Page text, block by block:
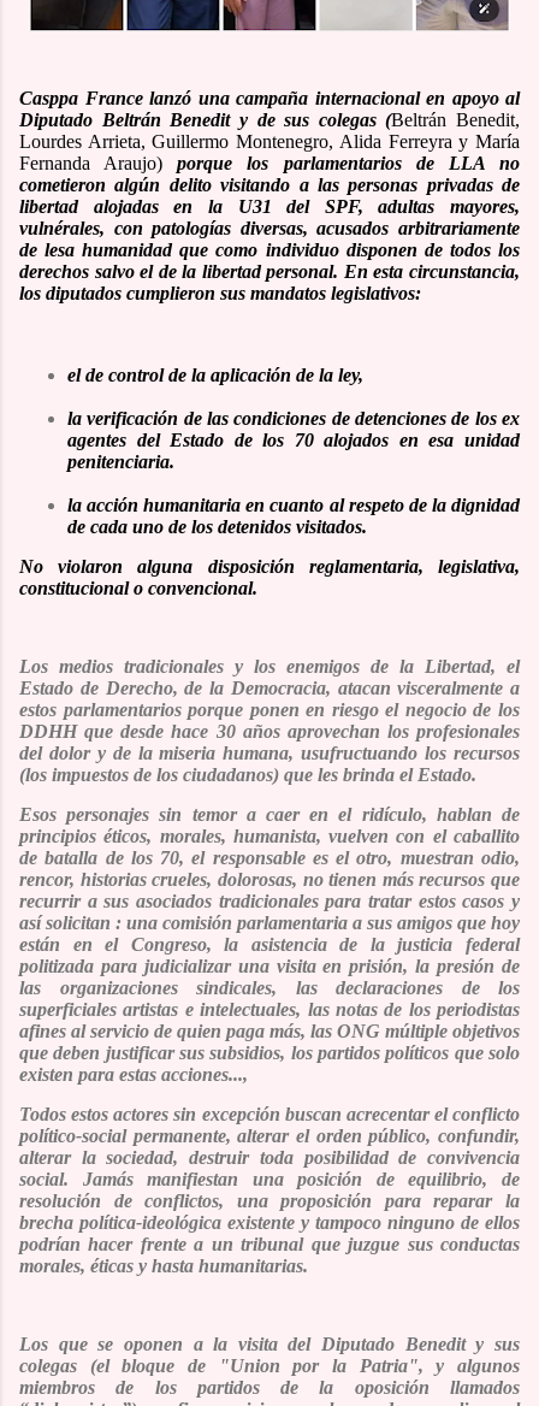
Casppa Francelanzó una campaña internacional en apoyo al
Diputado Beltrán Benedity de sus colegas(Beltrán Benedit,
Lourdes Arrieta, Guillermo Montenegro, Alida Ferreyra y María
Fernanda Araujo)porque los parlamentarios de LLA no
cometieron algún delito visitando a las personas privadas de
libertad alojadas en la U31 del SPF, adultas mayores,
vulnérales, con patologías diversas, acusados arbitrariamente
de lesa humanidad que como individuo disponen de todos los
derechos salvo el de la libertad personal. En esta circunstancia,
los diputados cumplieron sus mandatos legislativos:
el de control de la aplicación de la ley,
la verificación de las condiciones de detenciones de los ex
agentes del Estado de los 70 alojados en esa unidad
penitenciaria.
la acción humanitaria en cuanto al respeto de la dignidad
de cada uno de los detenidos visitados.
No violaron alguna disposición reglamentaria, legislativa,
constitucional o convencional.
Los medios tradicionales y los enemigos de la Libertad, el
Estado de Derecho, de la Democracia, atacan visceralmente a
estos parlamentarios porque ponen en riesgo el negocio de los
DDHH que desde hace 30 años aprovechan los profesionales
del dolor y de la miseria humana, usufructuando los recursos
(los impuestos de los ciudadanos) que les brinda el Estado.
Esos personajes sin temor a caer en el ridículo, hablan de
principios éticos, morales, humanista, vuelven con el caballito
de batalla de los 70, el responsable es el otro, muestran odio,
rencor, historias crueles, dolorosas, no tienen más recursos que
recurrir a sus asociados tradicionales para tratar estos casos y
así solicitan : una comisión parlamentaria a sus amigos que hoy
están en el Congreso, la asistencia de la justicia federal
politizada para judicializar una visita en prisión, la presión de
las organizaciones sindicales, las declaraciones de los
superficiales artistas e intelectuales, las notas de los periodistas
afines al servicio de quien paga más, las ONG múltiple objetivos
que deben justificar sus subsidios, los partidos políticos que solo
existen para estas acciones...,
Todos estos actores sin excepción buscan acrecentar el conflicto
político-social permanente, alterar el orden público, confundir,
alterar la sociedad, destruir toda posibilidad de convivencia
social. Jamás manifiestan una posición de equilibrio, de
resolución de conflictos, una proposición para reparar la
brecha política-ideológica existente y tampoco ninguno de ellos
podrían hacer frente a un tribunal que juzgue sus conductas
morales, éticas y hasta humanitarias.
Los que se oponen a la visita del Diputado Benedit y sus
colegas (el bloque de "Union por la Patria",y algunos
miembros de los partidos de la oposición llamados